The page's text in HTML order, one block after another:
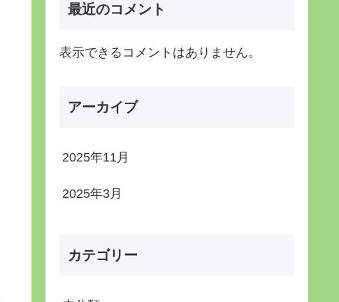
最近のコメント
表示できるコメントはありません。
アーカイブ
2025年11月
2025年3月
カテゴリー